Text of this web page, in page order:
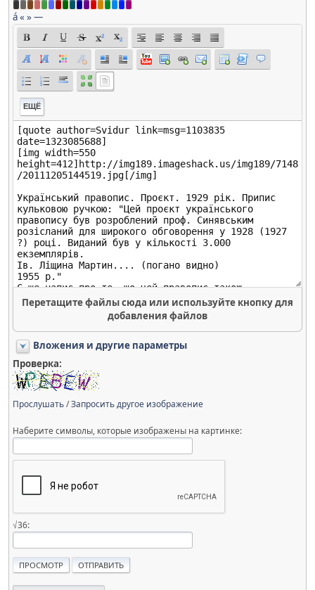
á« »—
ЕЩЁ
Перетащите файлы сюда или используйте кнопку для
добавления файлов
Вложения и другие параметры
Проверка:
Прослушать/Запросить другое изображение
Наберите символы, которые изображены на картинке:
√36: